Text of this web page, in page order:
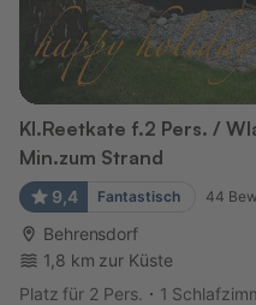
Kl.Reetkate f.2 Pers. /
Min.zum Strand
9,4 Fantastisch 44
Behrensdorf
1,8 km zur Küste
Platz für 2 Pers.
1